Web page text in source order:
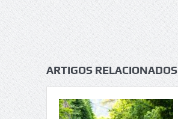
ARTIGOS RELACIONADOS